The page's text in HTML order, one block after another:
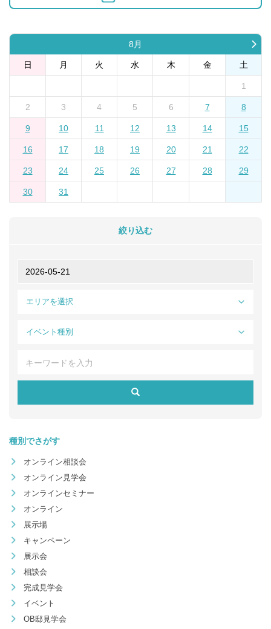
8月
日 月 火 水 木 金 土
1
2 3 4 5 6 7 8
9 10 11 12 13 14 15
16 17 18 19 20 21 22
23 24 25 26 27 28 29
30 31
絞り込む
エリアを選択
イベント種別
種別でさがす
オンライン相談会
オンライン見学会
オンラインセミナー
オンライン
展示場
キャンペーン
展示会
相談会
完成見学会
イベント
OB邸見学会